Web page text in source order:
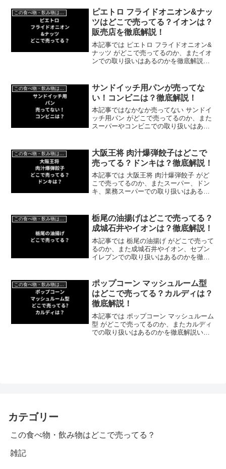
この食べ物・飲み物はどこで売ってる？
ピエトロ フライドオニオン&ナッ
ツはどこで売ってる？イオンは？
販売店を徹底解説！
本記事では ピエトロ フライドオニオン&
ナッツ がどこで売ってるのか、またイオ
ンでの取り扱いはあるのかを徹底解説い
サンドイッチ用パンが売ってな
い！コンビニは？徹底解説！
本記事ではなかなか売ってない サンドイ
ッチ用パン がどこで売ってるのか、また
スーパーやコンビニでの取り扱いはある
この食べ物・飲み物はどこで売ってる？
大阪王将 肉汁爆弾餃子はどこで
売ってる？ドンキは？徹底解説！
本記事では 大阪王将 肉汁爆弾餃子 がど
こで売ってるのか、またスーパー、ドン
キ、業務スーパーでの取り扱いはあるの
この食べ物・飲み物はどこで売ってる？
栃尾の油揚げはどこで売ってる？
成城石井やイオンは？徹底解説！
本記事では 栃尾の油揚げ がどこで売って
るのか、また成城石井やイオン、セブン
イレブンでの取り扱いはあるのかを徹底
ポップコーン マッシュルーム型
はどこで売ってる？カルディは？
徹底解説！
本記事では ポップコーン マッシュルーム
型 がどこで売ってるのか、またカルディ
での取り扱いはあるのかを徹底解説いた
カテゴリー
この食べ物・飲み物はどこで売ってる？
雑記